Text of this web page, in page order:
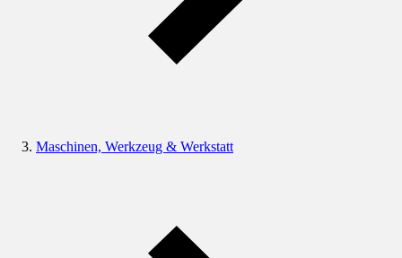
Maschinen, Werkzeug & Werkstatt